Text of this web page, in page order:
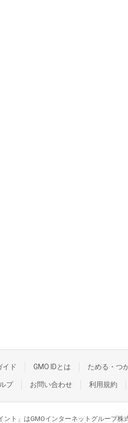
イド GMO IDとは ためる・つ
プ お問い合わせ 利用規約
ント」はGMOインターネットグループ